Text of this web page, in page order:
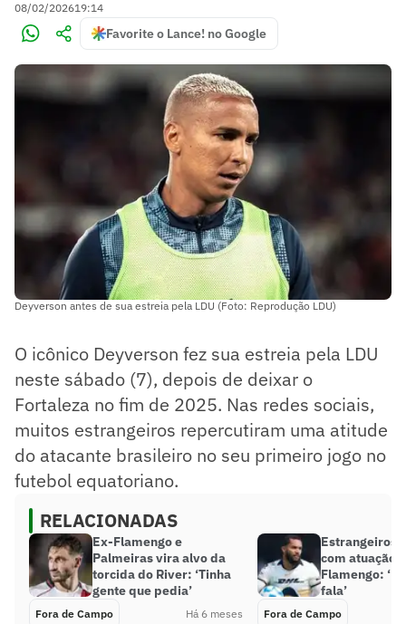
08/02/202619:14
Favorite o Lance! no Google
Deyverson antes de sua estreia pela LDU (Foto: Reprodução LDU)
O icônico Deyverson fez sua estreia pela LDU
neste sábado (7), depois de deixar o
Fortaleza no fim de 2025. Nas redes sociais,
muitos estrangeiros repercutiram uma atitude
do atacante brasileiro no seu primeiro jogo no
futebol equatoriano.
RELACIONADAS
Ex-Flamengo e
Palmeiras vira alvo da
torcida do River: ‘Tinha
gente que pedia’
Fora de Campo Há 6 meses
Estrangeiros
com atuação
Flamengo:
fala’
Fora de Campo